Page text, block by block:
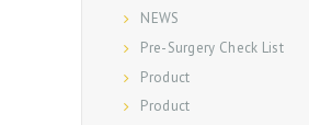
NEWS
Pre-Surgery Check List
Product
Product